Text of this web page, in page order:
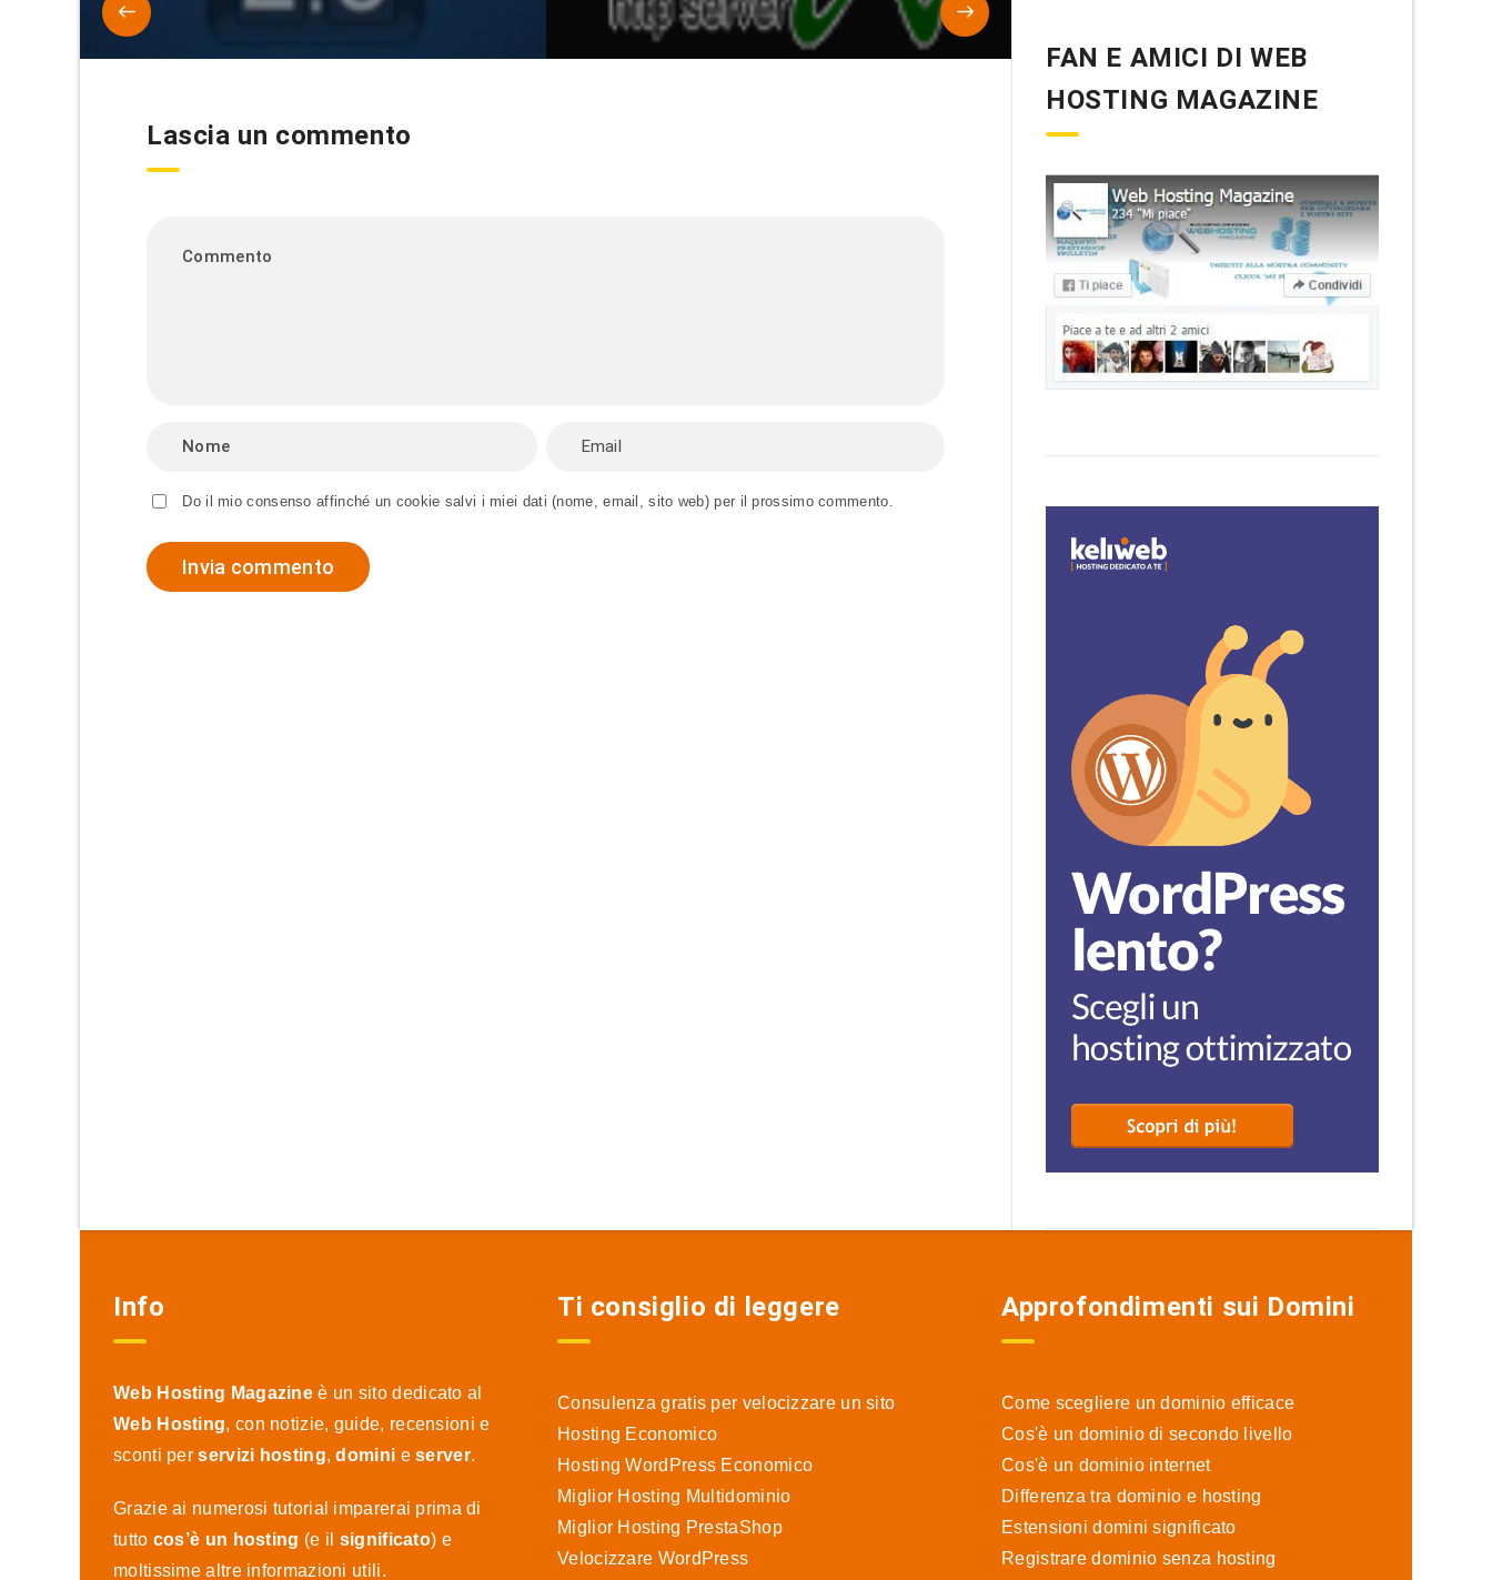
Lascia un commento
Do il mio consenso affinché un cookie salvi i miei dati (nome, email, sito web) per il prossimo commento.
FAN E AMICI DI WEB
HOSTING MAGAZINE
Info
Web Hosting Magazine è un sito dedicato al
Web Hosting, con notizie, guide, recensioni e
sconti perservizi hosting,domini eserver.
Grazie ai numerosi tutorial imparerai prima di
tutto cos’è un hosting (e il significato) e
moltissime altre informazioni utili.
Ti consiglio di leggere
Consulenza gratis per velocizzare un sito
Hosting Economico
Hosting WordPress Economico
Miglior Hosting Multidominio
Miglior Hosting PrestaShop
Velocizzare WordPress
Approfondimenti sui Domini
Come scegliere un dominio efficace
Cos'è un dominio di secondo livello
Cos'è un dominio internet
Differenza tra dominio e hosting
Estensioni domini significato
Registrare dominio senza hosting